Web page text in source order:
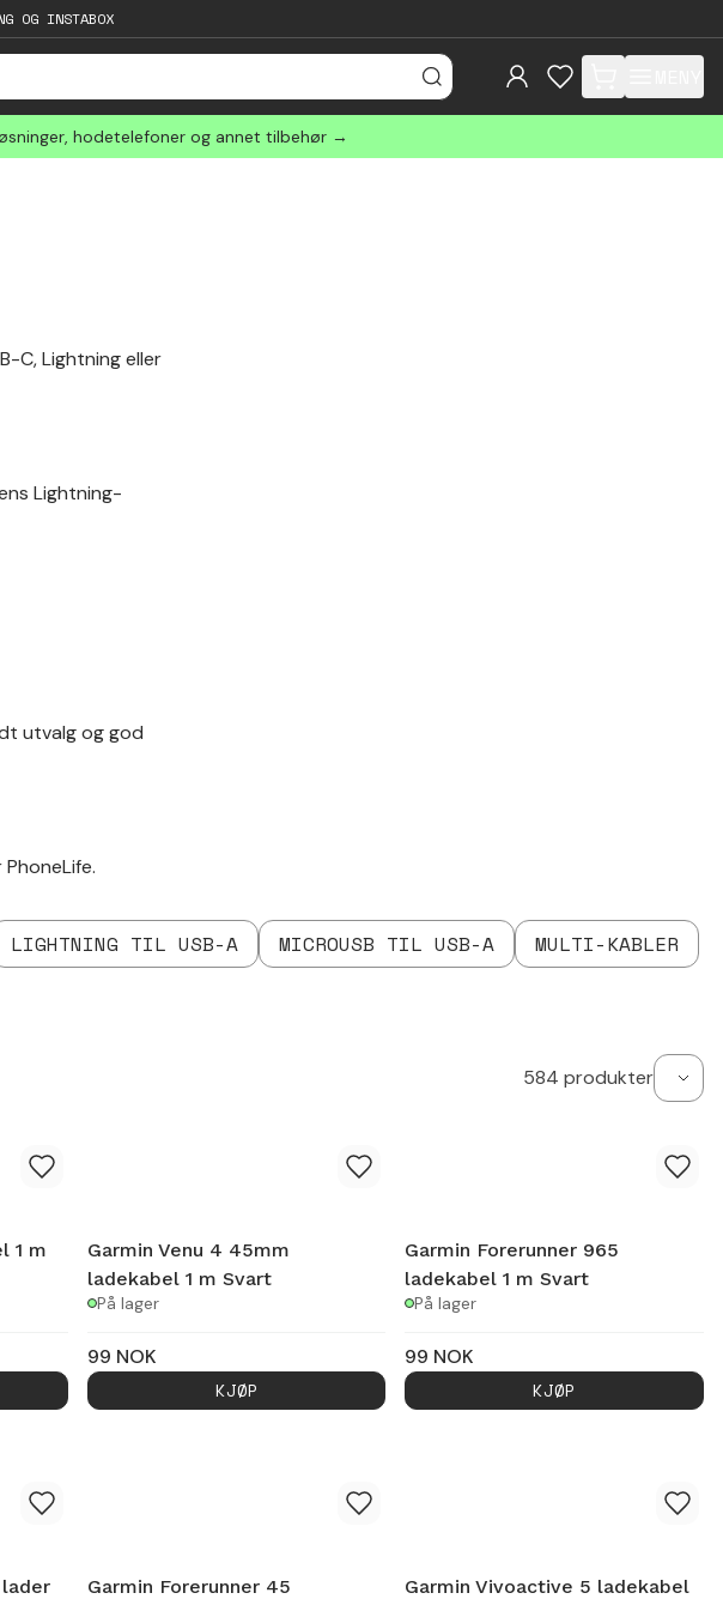
OG INSTABOX
items in cart, view
hodetelefoner og annet tilbehør →
C, Lightning eller
Lightning-
utvalg og god
LIGHTNING TIL USB-A MICROUSB TIL USB-A
MULTI-KABLER
584 produkter
1 m
Garmin Venu 4 45mm
ladekabel 1 m Svart
På lager
99 NOK
KJØP
Garmin Forerunner 965
ladekabel 1 m Svart
På lager
99 NOK
KJØP
Garmin Forerunner 45
Garmin Vivoactive 5 ladekabel